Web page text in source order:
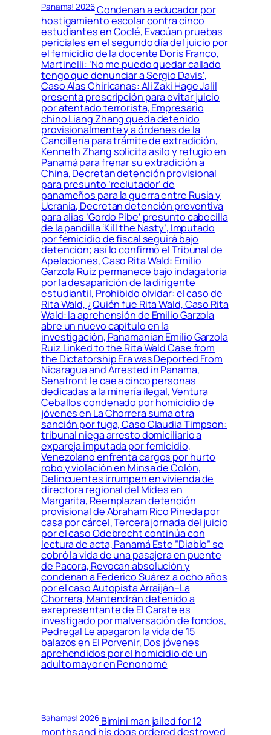
Panama! 2026Condenan a educador por
hostigamiento escolar contra cinco
estudiantes en Coclé, Evacúan pruebas
periciales en el segundo día del juicio por
el femicidio de la docente Doris Franco,
Martinelli: ‘No me puedo quedar callado
tengo que denunciar a Sergio Davis’,
Caso Alas Chiricanas: Ali Zaki Hage Jalil
presenta prescripción para evitar juicio
por atentado terrorista, Empresario
chino Liang Zhang queda detenido
provisionalmente y a órdenes de la
Cancillería para trámite de extradición,
Kenneth Zhang solicita asilo y refugio en
Panamá para frenar su extradición a
China, Decretan detención provisional
para presunto ‘reclutador’ de
panameños para la guerra entre Rusia y
Ucrania, Decretan detención preventiva
para alias ‘Gordo Pibe’ presunto cabecilla
de la pandilla ‘Kill the Nasty’, Imputado
por femicidio de fiscal seguirá bajo
detención; así lo confirmó el Tribunal de
Apelaciones, Caso Rita Wald: Emilio
Garzola Ruiz permanece bajo indagatoria
por la desaparición de la dirigente
estudiantil, Prohibido olvidar: el caso de
Rita Wald, ¿Quién fue Rita Wald, Caso Rita
Wald: la aprehensión de Emilio Garzola
abre un nuevo capítulo en la
investigación, Panamanian Emilio Garzola
Ruiz Linked to the Rita Wald Case from
the Dictatorship Era was Deported From
Nicaragua and Arrested in Panama,
Senafront le cae a cinco personas
dedicadas a la minería ilegal, Ventura
Ceballos condenado por homicidio de
jóvenes en La Chorrera suma otra
sanción por fuga, Caso Claudia Timpson:
tribunal niega arresto domiciliario a
expareja imputada por femicidio,
Venezolano enfrenta cargos por hurto
robo y violación en Minsa de Colón,
Delincuentes irrumpen en vivienda de
directora regional del Mides en
Margarita, Reemplazan detención
provisional de Abraham Rico Pineda por
casa por cárcel, Tercera jornada del juicio
por el caso Odebrecht continúa con
lectura de acta, Panamá Este ”Diablo” se
cobró la vida de una pasajera en puente
de Pacora, Revocan absolución y
condenan a Federico Suárez a ocho años
por el caso Autopista Arraiján–La
Chorrera, Mantendrán detenido a
exrepresentante de El Carate es
investigado por malversación de fondos,
Pedregal Le apagaron la vida de 15
balazos en El Porvenir, Dos jóvenes
aprehendidos por el homicidio de un
adulto mayor en Penonomé
Bahamas! 2026Bimini man jailed for 12
months and his dogs ordered destroyed